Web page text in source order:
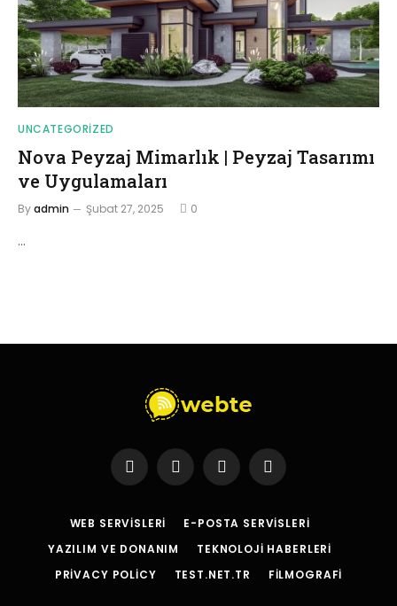
UNCATEGORIZED
Nova Peyzaj Mimarlık | Peyzaj Tasarımı
ve Uygulamaları
Byadmin Şubat 27, 2025 0
…
Facebook
X
(Twitter)
InstagramYouTube
WEB SERVISLERI
E-POSTA SERVISLERI
YAZILIM VE DONANIM
TEKNOLOJI HABERLERI
PRIVACY POLICY
TEST.NET.TR FILMOGRAFI